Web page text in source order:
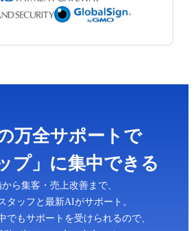
万全サポートで
プ」に集中できる
ら集客・売上改善まで、
タッフと最新AIがサポート。
でもサポートを受けられるので、